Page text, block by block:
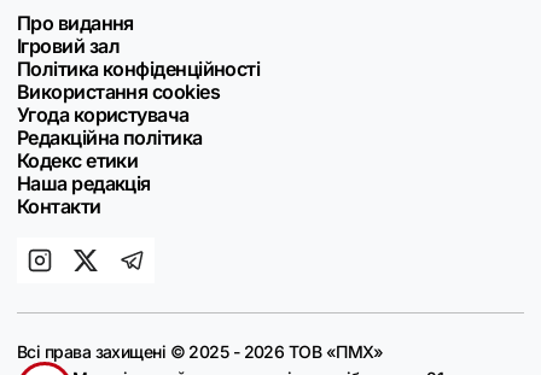
Про видання
Ігровий зал
Політика конфіденційності
Використання cookies
Угода користувача
Редакційна політика
Кодекс етики
Наша редакція
Контакти
Всі права захищені © 2025 - 2026 ТОВ «ПМХ»